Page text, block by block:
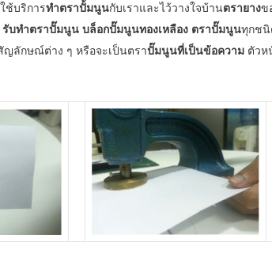
ช้บริการทำตราปั้มนูนกับเราและไว้วางใจบ้านตรายางข
บทำตราปั๊มนูน บล็อกปั๊มนูนทองเหลือง ตราปั๊มนูนทุกชนิ
ญลักษณ์ต่าง ๆ หรือจะเป็นตราปั๊มนูนที่เป็นข้อความ ตัวห